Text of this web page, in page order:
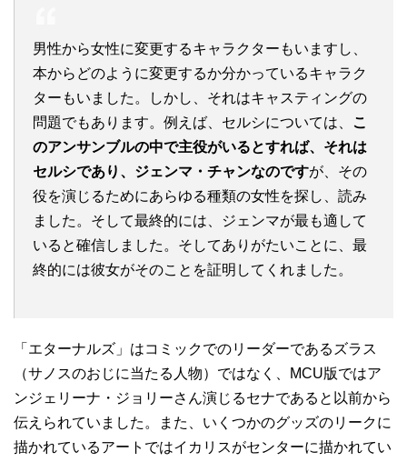
男性から女性に変更するキャラクターもいますし、
本からどのように変更するか分かっているキャラク
ターもいました。しかし、それはキャスティングの
問題でもあります。例えば、セルシについては、
こ
のアンサンブルの中で主役がいるとすれば、それは
セルシであり、ジェンマ・チャンなのですが、その
役を演じるためにあらゆる種類の女性を探し、読み
ました。そして最終的には、ジェンマが最も適して
いると確信しました。そしてありがたいことに、最
終的には彼女がそのことを証明してくれました。
「エターナルズ」はコミックでのリーダーであるズラス
（サノスのおじに当たる人物）ではなく、MCU版ではア
ンジェリーナ・ジョリーさん演じるセナであると以前から
伝えられていました。また、いくつかのグッズのリークに
描かれているアートではイカリスがセンターに描かれてい